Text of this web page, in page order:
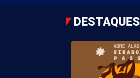
DESTAQUES